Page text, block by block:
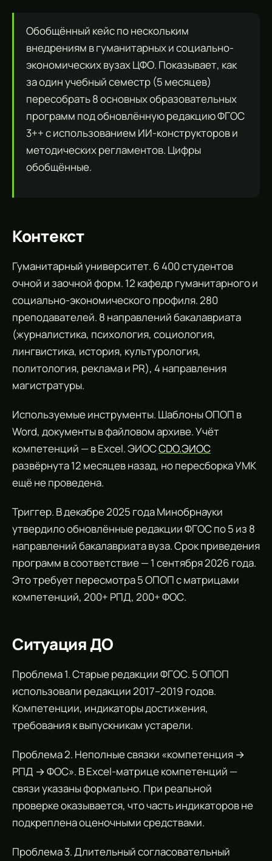
Обобщённый кейс по нескольким
внедрениям в гуманитарных и социально-
экономических вузах ЦФО. Показывает, как
за один учебный семестр (5 месяцев)
пересобрать 8 основных образовательных
программ под обновлённую редакцию ФГОС
3++ с использованием ИИ-конструкторов и
методических регламентов. Цифры
обобщённые.
Контекст
Гуманитарный университет. 6 400 студентов
очной и заочной форм. 12 кафедр гуманитарного и
социально-экономического профиля. 280
преподавателей. 8 направлений бакалавриата
(журналистика, психология, социология,
лингвистика, история, культурология,
политология, реклама и PR), 4 направления
магистратуры.
Используемые инструменты. Шаблоны ОПОП в
Word, документы в файловом архиве. Учёт
компетенций — в Excel. ЭИОСCDO.ЭИОС
развёрнута 12 месяцев назад, но пересборка УМК
ещё не проведена.
Триггер. В декабре 2025 года Минобрнауки
утвердило обновлённые редакции ФГОС по 5 из 8
направлений бакалавриата вуза. Срок приведения
программ в соответствие — 1 сентября 2026 года.
Это требует пересмотра 5 ОПОП с матрицами
компетенций, 200+ РПД, 200+ ФОС.
Ситуация ДО
Проблема 1. Старые редакции ФГОС. 5 ОПОП
использовали редакции 2017–2019 годов.
Компетенции, индикаторы достижения,
требования к выпускникам устарели.
Проблема 2. Неполные связки «компетенция →
РПД → ФОС». В Excel-матрице компетенций —
связи указаны формально. При реальной
проверке оказывается, что часть индикаторов не
подкреплена оценочными средствами.
Проблема 3. Длительный согласовательный